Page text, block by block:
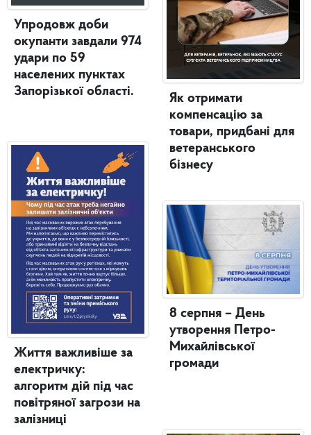
Упродовж доби
окупанти завдали 974
удари по 59
населених пунктах
Запорізької області.
Життя важливіше за
електричку:
алгоритм дій під час
повітряної загрози на
залізниці
Як отримати
компенсацію за
товари, придбані для
ветеранського
бізнесу
8 серпня – День
утворення Петро-
Михайлівської
громади